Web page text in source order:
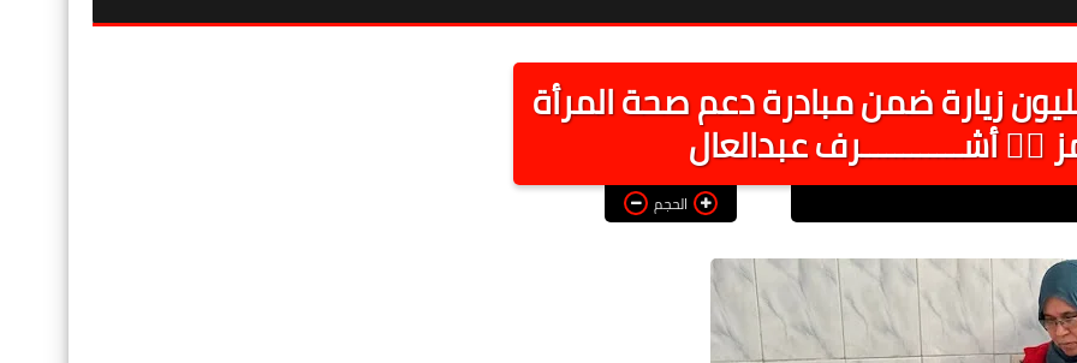
"الصحة": أكثر من 57 مليون زيارة ضمن مبادرة دعم صحة المرأة
الحجم